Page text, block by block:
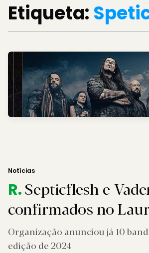
Etiqueta:
Notícias
R.Septicflesh e
confirmados no
Organização anunciou já 10
edição de 2024